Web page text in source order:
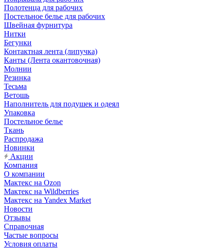
Полотенца для рабочих
Постельное белье для рабочих
Швейная фурнитура
Нитки
Бегунки
Контактная лента (липучка)
Канты (Лента окантовочная)
Молнии
Резинка
Тесьма
Ветошь
Наполнитель для подушек и одеял
Упаковка
Постельное белье
Ткань
Распродажа
Новинки
Акции
Компания
О компании
Мактекс на Ozon
Мактекс на Wildberries
Мактекс на Yandex Market
Новости
Отзывы
Справочная
Частые вопросы
Условия оплаты